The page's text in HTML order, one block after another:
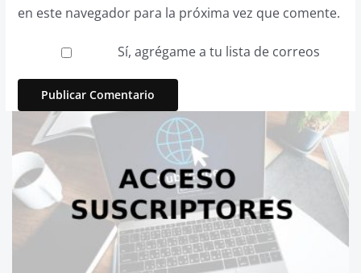
en este navegador para la próxima vez que comente.
Sí, agrégame a tu lista de correos